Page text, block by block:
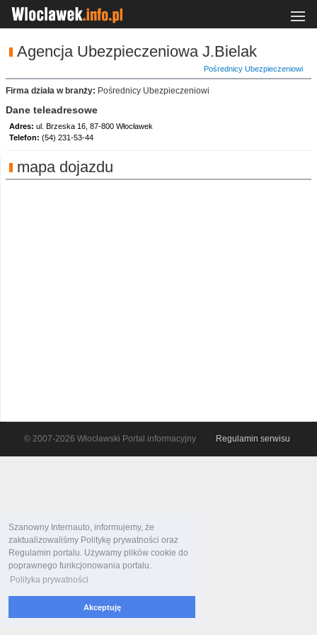
Szanowny Internauto, informujemy, że
zaktualizowaliśmy Politykę prywatności oraz
Regulamin portalu. Używamy plików cookie do
poprawnego funkcjonowania portalu.
Polityka prywatności
Akceptuję
Agencja Ubezpieczeniowa J.Bielak
Pośrednicy Ubezpieczeniowi
Firma działa w branży: Pośrednicy Ubezpieczeniowi
Dane teleadresowe
Adres: ul. Brzeska 16, 87-800 Włocławek
Telefon: (54) 231-53-44
mapa dojazdu
© 2007-2026 Włocławski Portal informacyjny Regulamin serwisu